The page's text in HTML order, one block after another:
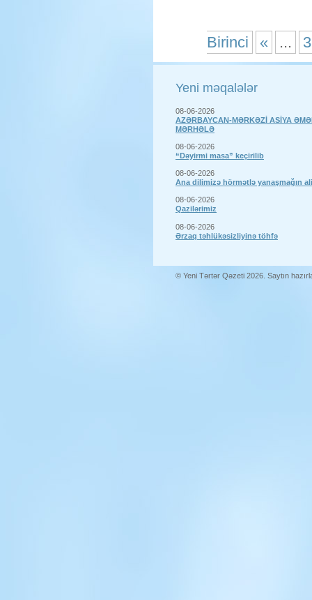
Birinci « ... 3
Yeni məqalələr
08-06-2026
AZƏRBAYCAN-MƏRKƏZİ ASİYA
MƏRHƏLƏ
08-06-2026
“Dəyirmi masa” keçirilib
08-06-2026
Ana dilimizə hörmətlə yanaşmağın
08-06-2026
Qazilərimiz
08-06-2026
Ərzaq təhlükəsizliyinə töhfə
© Yeni Tərtər Qəzeti 2026. Saytın